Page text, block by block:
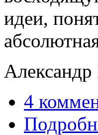
идеи,
4